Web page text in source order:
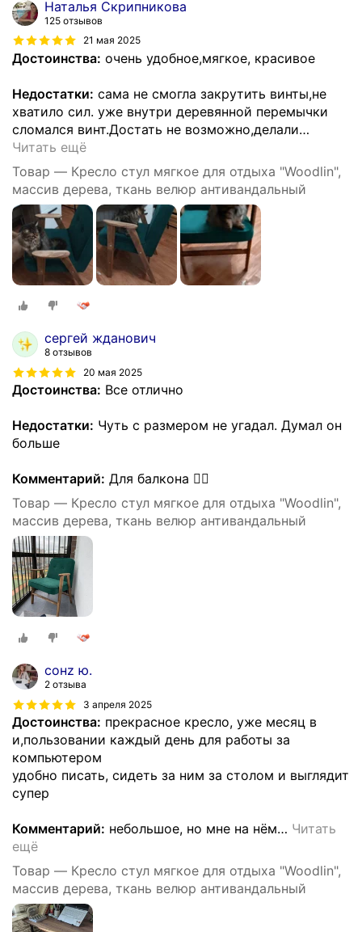
Наталья Скрипникова
125 отзывов
21 мая 2025
Достоинства: очень удобное,мягкое, красивое
Недостатки: сама не смогла закрутить винты,не
хватило сил. уже внутри деревянной перемычки
сломался винт.Достать не возможно,делали…
Читать ещё
Товар — Кресло стул мягкое для отдыха "Woodlin",
массив дерева, ткань велюр антивандальный
сергей жданович
8 отзывов
20 мая 2025
Достоинства: Все отлично
Недостатки: Чуть с размером не угадал. Думал он
больше
Комментарий: Для балкона 👌🏻
Товар — Кресло стул мягкое для отдыха "Woodlin",
массив дерева, ткань велюр антивандальный
сонz ю.
2 отзыва
3 апреля 2025
Достоинства: прекрасное кресло, уже месяц в
и,пользовании каждый день для работы за
компьютером
удобно писать, сидеть за ним за столом и выглядит
супер
Комментарий: небольшое, но мне на нём… Читать
ещё
Товар — Кресло стул мягкое для отдыха "Woodlin",
массив дерева, ткань велюр антивандальный